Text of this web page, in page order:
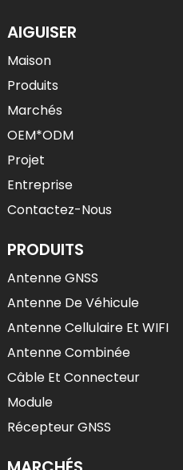
AIGUISER
Maison
Produits
Marchés
OEM*ODM
Projet
Entreprise
Contactez-Nous
PRODUITS
Antenne GNSS
Antenne De Véhicule
Antenne Cellulaire Et WIFI
Antenne Combinée
Câble Et Connecteur
Module
Récepteur GNSS